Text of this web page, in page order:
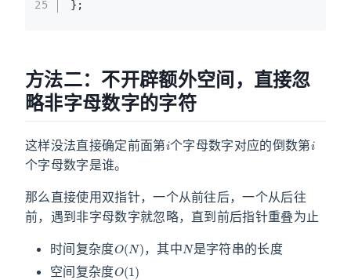
25
};
方法二：不开辟额外空间，直接忽
略非字母数字的字符
这样没法直接确定前面第 个字母数字对应的倒数第
个字母数字是谁。
那么直接使用双指针，一个从前往后，一个从后往
前，遇到非字母数字就忽略，直到前后指针重叠为止
时间复杂度 ，其中
是字符串的长度
空间复杂度
O (1 )